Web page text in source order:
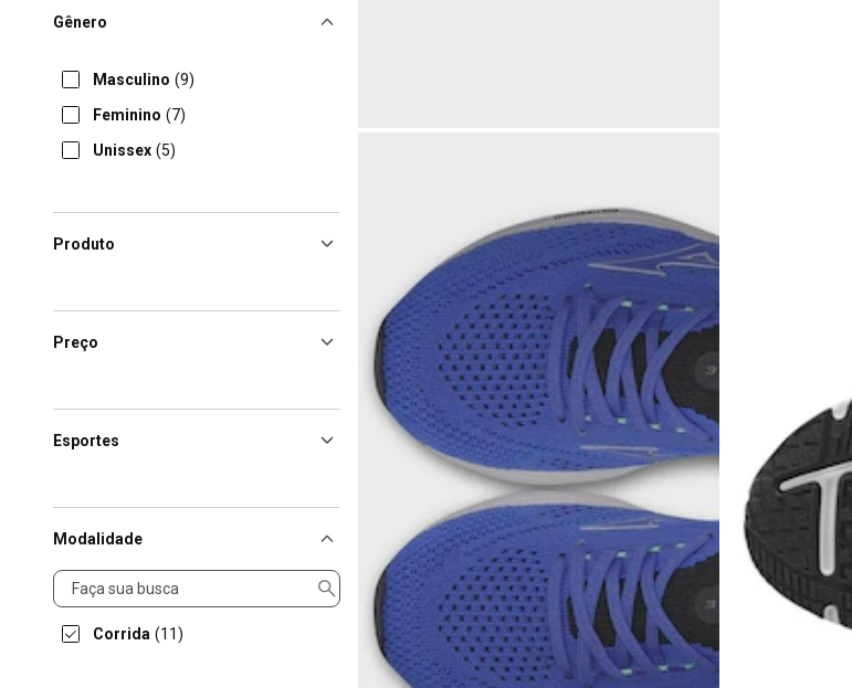
Gênero
Masculino (9)
Feminino (7)
Unissex (5)
Produto
Preço
Esportes
Modalidade
Modalidade
Corrida (11)